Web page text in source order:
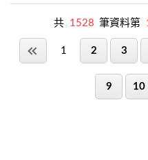
共 1528 筆資料第
1 2 3
9 10